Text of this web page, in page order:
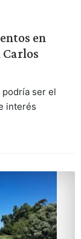
en
Carlos
ser el
interés